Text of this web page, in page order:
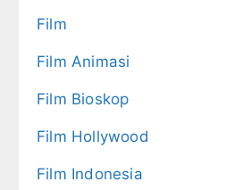
Film
Film Animasi
Film Bioskop
Film Hollywood
Film Indonesia